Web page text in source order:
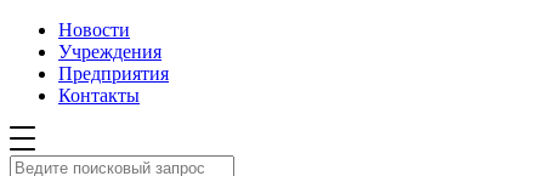
Новости
Учреждения
Предприятия
Контакты